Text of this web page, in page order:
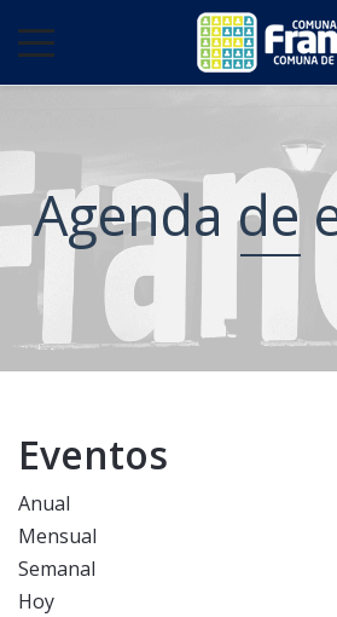
Agenda de
Eventos
Anual
Mensual
Semanal
Hoy